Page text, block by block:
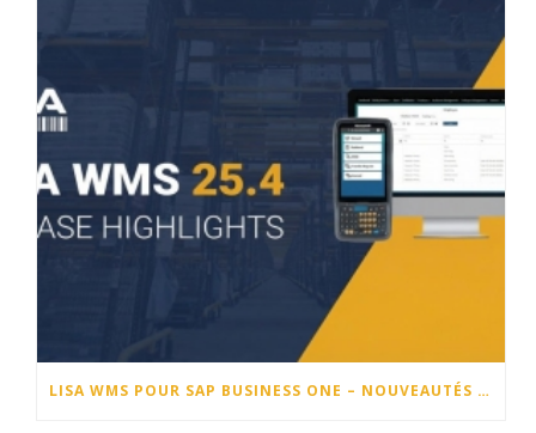
LISA WMS POUR SAP BUSINESS ONE – NOUVEAUTÉS DE LA VERSION 25.4